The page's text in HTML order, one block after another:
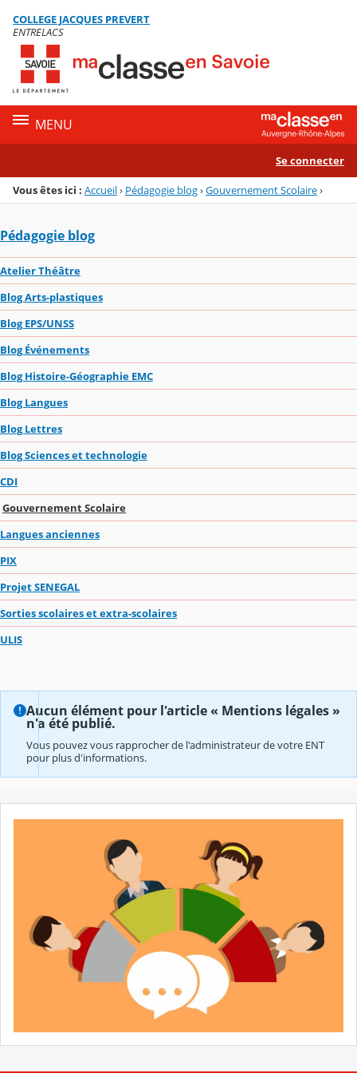
Menu de la rubrique
Contenu
COLLEGE JACQUES PREVERT
ENTRELACS
MENU
Se connecter
Vous êtes ici : Accueil› Pédagogie blog›Gouvernement Scolaire›
Pédagogie blog
Atelier Théâtre
Blog Arts-plastiques
Blog EPS/UNSS
Blog Événements
Blog Histoire-Géographie EMC
Blog Langues
Blog Lettres
Blog Sciences et technologie
CDI
Gouvernement Scolaire
Langues anciennes
PIX
Projet SENEGAL
Sorties scolaires et extra-scolaires
ULIS
Aucun élément pour l'article « Mentions légales »
n'a été publié.
Vous pouvez vous rapprocher de l'administrateur de votre ENT
pour plus d'informations.